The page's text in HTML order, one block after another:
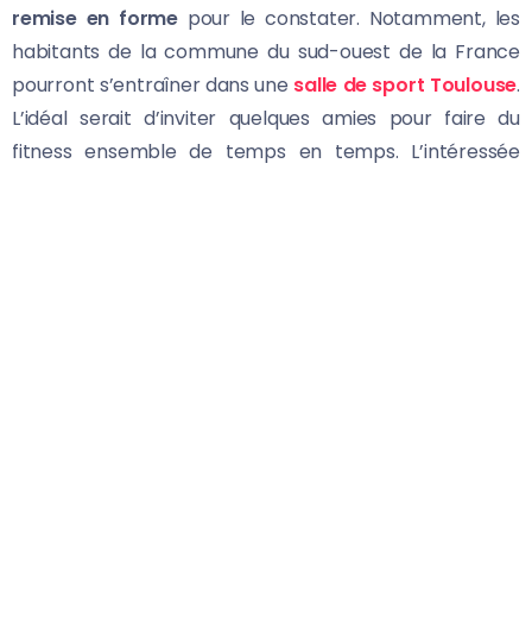
remise en forme pour le constater. Notamment, les
habitants de la commune du sud-ouest de la France
pourront s’entraîner dans une salle de sport Toulouse.
L’idéal serait d’inviter quelques amies pour faire du
fitness ensemble de temps en temps. L’intéressée